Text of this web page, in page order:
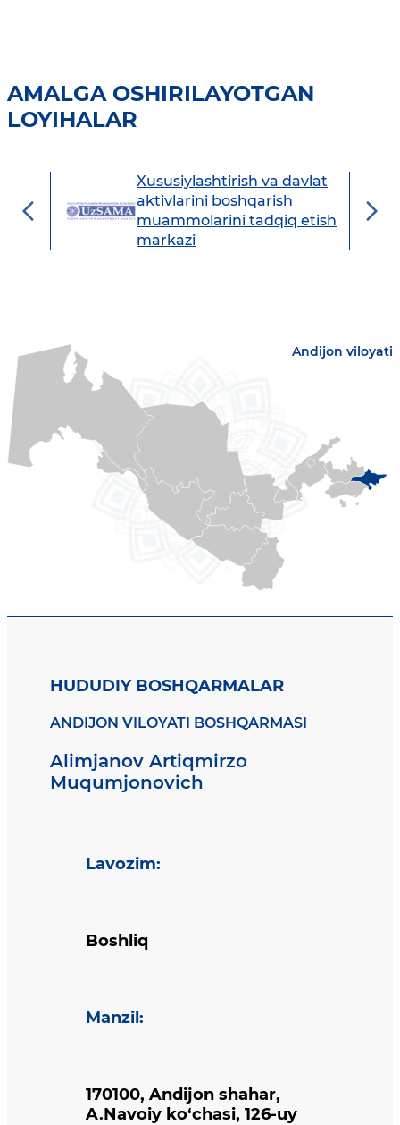
AMALGA OSHIRILAYOTGAN
LOYIHALAR
Xususiylashtirish va davlat
aktivlarini boshqarish
muammolarini tadqiq etish
markazi
Andijon viloyati
HUDUDIY BOSHQARMALAR
ANDIJON VILOYATI BOSHQARMASI
Alimjanov Artiqmirzo
Muqumjonovich
Lavozim:
Boshliq
Manzil :
170100, Andijon shahar,
A.Navoiy ko‘chasi, 126-uy